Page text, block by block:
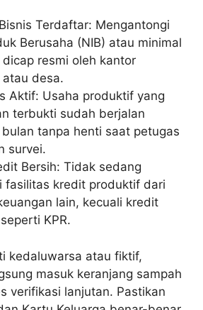
Terdaftar: Mengantongi
Berusaha (NIB) atau minimal
dicap resmi oleh kantor
desa.
Aktif: Usaha produktif yang
terbukti sudah berjalan
tanpa henti saat petugas
survei.
Bersih: Tidak sedang
fasilitas kredit produktif dari
lain, kecuali kredit
KPR.
kedaluwarsa atau fiktif,
masuk keranjang sampah
verifikasi lanjutan. Pastikan